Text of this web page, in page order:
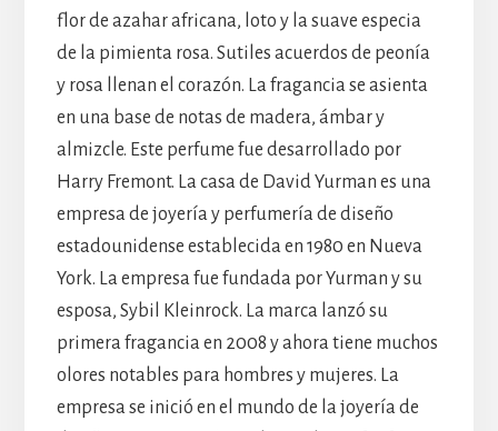
flor de azahar africana, loto y la suave especia
de la pimienta rosa. Sutiles acuerdos de peonía
y rosa llenan el corazón. La fragancia se asienta
en una base de notas de madera, ámbar y
almizcle. Este perfume fue desarrollado por
Harry Fremont. La casa de David Yurman es una
empresa de joyería y perfumería de diseño
estadounidense establecida en 1980 en Nueva
York. La empresa fue fundada por Yurman y su
esposa, Sybil Kleinrock. La marca lanzó su
primera fragancia en 2008 y ahora tiene muchos
olores notables para hombres y mujeres. La
empresa se inició en el mundo de la joyería de